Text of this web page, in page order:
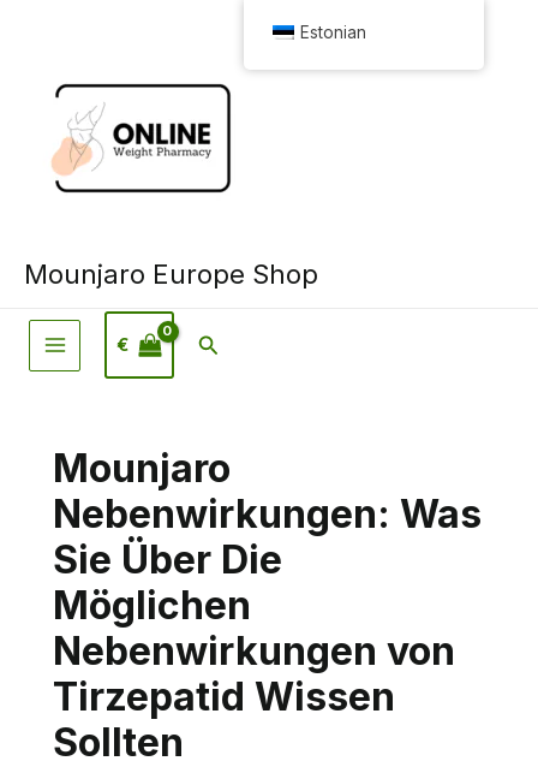
Mounjaro Europe Shop
€ Otsi
Mounjaro
Nebenwirkungen: Was
Sie Über Die
Möglichen
Nebenwirkungen von
Tirzepatid Wissen
Sollten
Estonian